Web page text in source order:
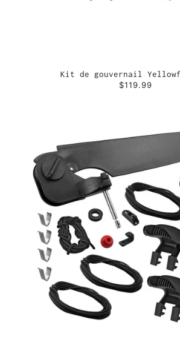
Kit de gouvernail
$119.99